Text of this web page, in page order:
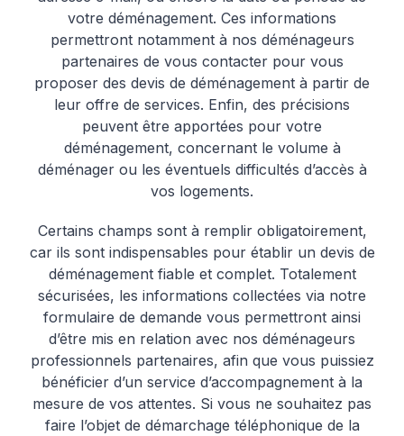
votre déménagement. Ces informations
permettront notamment à nos déménageurs
partenaires de vous contacter pour vous
proposer des devis de déménagement à partir de
leur offre de services. Enfin, des précisions
peuvent être apportées pour votre
déménagement, concernant le volume à
déménager ou les éventuels difficultés d’accès à
vos logements.
Certains champs sont à remplir obligatoirement,
car ils sont indispensables pour établir un devis de
déménagement fiable et complet. Totalement
sécurisées, les informations collectées via notre
formulaire de demande vous permettront ainsi
d’être mis en relation avec nos déménageurs
professionnels partenaires, afin que vous puissiez
bénéficier d’un service d’accompagnement à la
mesure de vos attentes. Si vous ne souhaitez pas
faire l’objet de démarchage téléphonique de la